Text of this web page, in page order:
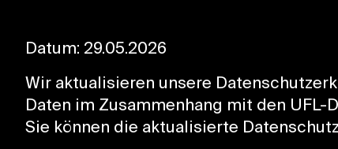
Datum: 29.05.2026
Wir aktualisieren unsere
Daten im Zusammenhang mit den
Sie können die aktualisierte